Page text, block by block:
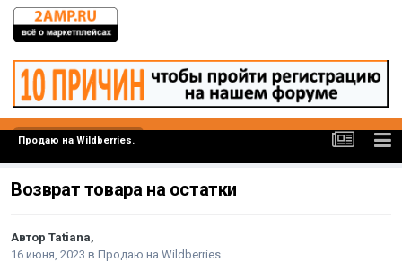
Продаю на Wildberries.
Возврат товара на остатки
Автор Tatiana,
16 июня, 2023 в Продаю на Wildberries.